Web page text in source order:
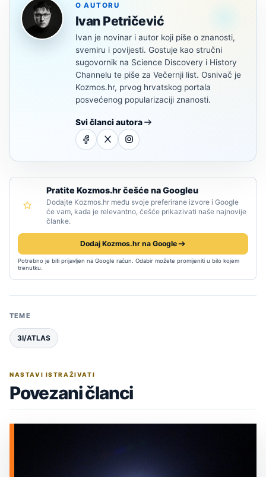
O AUTORU
Ivan Petričević
Ivan je novinar i autor koji piše o znanosti,
svemiru i povijesti. Gostuje kao stručni
sugovornik na Science Discovery i History
Channelu te piše za Večernji list. Osnivač je
Kozmos.hr, prvog hrvatskog portala
posvećenog popularizaciji znanosti.
Svi članci autora
Pratite Kozmos.hr češće na Googleu
Dodajte Kozmos.hr među svoje preferirane izvore i Google
će vam, kada je relevantno, češće prikazivati naše najnovije
članke.
Dodaj Kozmos.hr na Google
Potrebno je biti prijavljen na Google račun. Odabir možete promijeniti u bilo kojem
trenutku.
TEME
3I/ATLAS
NASTAVI ISTRAŽIVATI
Povezani članci